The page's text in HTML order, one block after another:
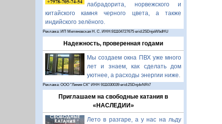
лабрадорита, норвежского и
китайского камня черного цвета, а также
индийского зелёного.
Реклама: ИП Миляновская Н. С. ИНН:911104727675 erid:2SDnjeWbdHU
Надежность, проверенная годами
Мы создаем окна ПВХ уже много
лет и знаем, как сделать дом
уютнее, а расходы энергии ниже.
Реклама: ООО "Линия СК" ИНН 9111030039 erid:2SDnjdvNRt7
Приглашаем на свободные катания в
«НАСЛЕДИИ»
Лето в разгаре, а у нас на льду